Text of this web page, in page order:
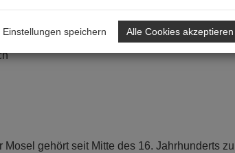
gehört seit Mitte des 16. Jahrhunderts
Einstellungen speichern Alle Cookies akzeptieren